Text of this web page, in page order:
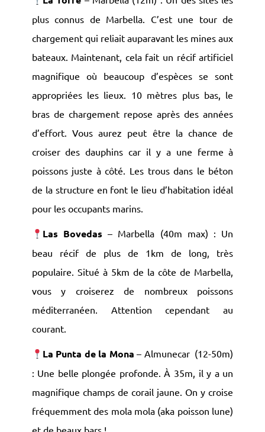
plus connus de Marbella. C’est une tour de
chargement qui reliait auparavant les mines aux
bateaux. Maintenant, cela fait un récif artificiel
magnifique où beaucoup d’espèces se sont
appropriées les lieux. 10 mètres plus bas, le
bras de chargement repose après des années
d’effort. Vous aurez peut être la chance de
croiser des dauphins car il y a une ferme à
poissons juste à côté. Les trous dans le béton
de la structure en font le lieu d’habitation idéal
pour les occupants marins.
Las Bovedas – Marbella (40m max) : Un
beau récif de plus de 1km de long, très
populaire. Situé à 5km de la côte de Marbella,
vous y croiserez de nombreux poissons
méditerranéen. Attention cependant au
courant.
La Punta de la Mona – Almunecar (12-50m)
: Une belle plongée profonde. À 35m, il y a un
magnifique champs de corail jaune. On y croise
fréquemment des mola mola (aka poisson lune)